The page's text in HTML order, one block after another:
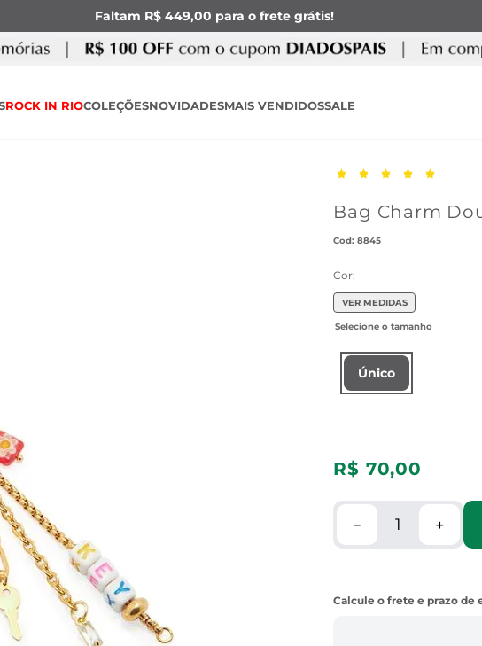
Faltam R$ 449,00 para o frete grátis!
ROCK IN RIOCOLEÇÕESNOVIDADESMAIS VENDIDOSSALE
Bag Charm
:8845
Cor:
VER MEDIDAS
Único
R$ 70,00
＋
－